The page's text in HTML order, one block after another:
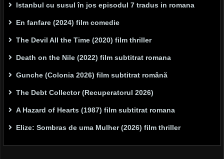
Istanbul cu susul în jos episodul 7 tradus in romana
En fanfare (2024) film comedie
The Devil All the Time (2020) film thriller
Death on the Nile (2022) film subtitrat romana
Gunche (Colonia 2026) film subtitrat română
The Debt Collector (Recuperatorul 2026)
A Hazard of Hearts (1987) film subtitrat romana
Elize: Sombras de uma Mulher (2026) film thriller